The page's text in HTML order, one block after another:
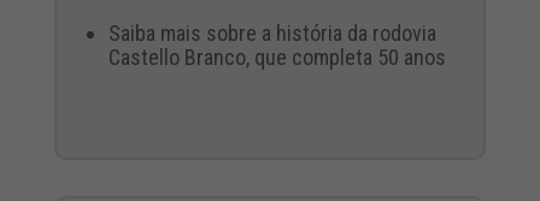
Saiba mais sobre a história da rodovia
Castello Branco, que completa 50 anos